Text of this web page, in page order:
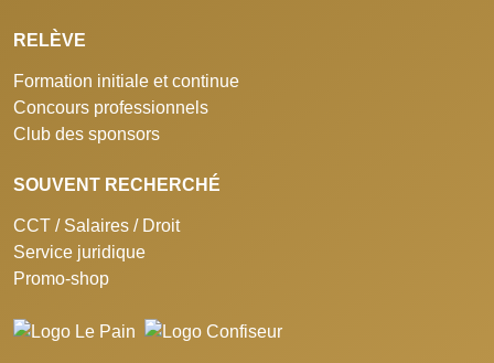
RELÈVE
Formation initiale et continue
Concours professionnels
Club des sponsors
SOUVENT RECHERCHÉ
CCT / Salaires / Droit
Service juridique
Promo-shop